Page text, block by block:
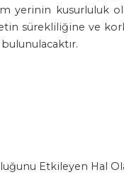
yerinin kusurluluk
sürekliliğine ve
Etkileyen Hal